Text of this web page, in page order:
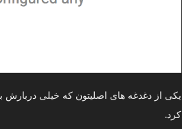
یکی از دغدغه های اصلیتون که خیلی دربارش
کرد.